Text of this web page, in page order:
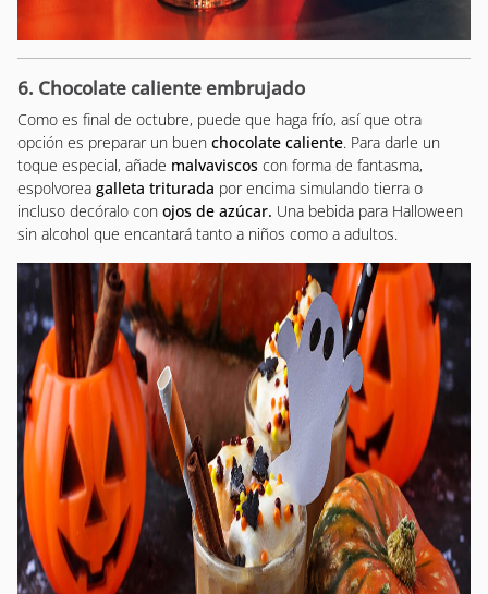
6. Chocolate caliente embrujado
Como es final de octubre, puede que haga frío, así que otra
opción es preparar un buen chocolate caliente. Para darle un
toque especial, añade malvaviscos con forma de fantasma,
espolvorea galleta triturada por encima simulando tierra o
incluso decóralo con ojos de azúcar. Una bebida para Halloween
sin alcohol que encantará tanto a niños como a adultos.